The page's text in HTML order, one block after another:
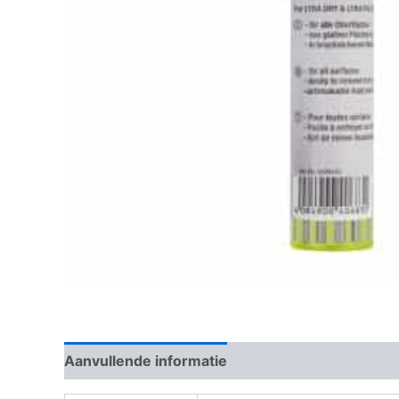
Aanvullende informatie